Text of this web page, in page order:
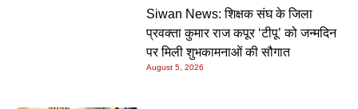
Siwan News: शिक्षक संघ के जिला
प्रवक्ता कुमार राज कपूर ‘टीपू’ को जन्मदिन
पर मिली शुभकामनाओं की सौगात
August 5, 2026